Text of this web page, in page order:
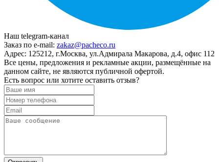
Наш telegram-канал
Заказ по e-mail: zakaz@pacheco.ru
Адрес: 125212, г.Москва, ул.Адмирала Макарова, д.4, офис 112
Все цены, предложения и рекламные акции, размещённые на
данном сайте, не являются публичной офертой.
Есть вопрос или хотите оставить отзыв?